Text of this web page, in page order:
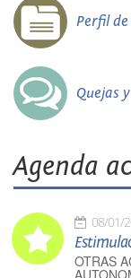
Perfil
Quejas
Agenda
08/01/
OTRAS